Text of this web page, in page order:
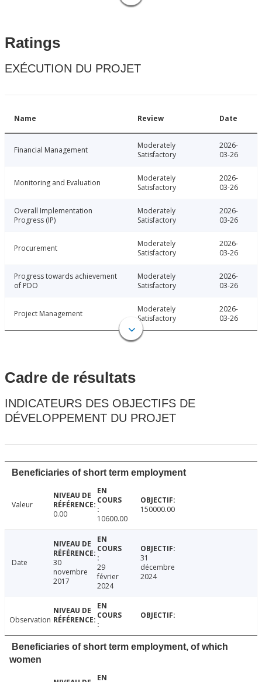
Ratings
EXÉCUTION DU PROJET
Name Review Date
Financial Management
Moderately
Satisfactory
2026-
03-26
Monitoring and Evaluation
Moderately
Satisfactory
2026-
03-26
Overall Implementation
Progress (IP)
Moderately
Satisfactory
2026-
03-26
Procurement
Moderately
Satisfactory
2026-
03-26
Progress towards achievement
of PDO
Moderately
Satisfactory
2026-
03-26
Project Management
Moderately
Satisfactory
2026-
03-26
Cadre de résultats
INDICATEURS DES OBJECTIFS DE
DÉVELOPPEMENT DU PROJET
Beneficiaries of short term employment
Valeur
0.00
10600.00
150000.00
Date
30
novembre
2017
29
février
2024
31
décembre
2024
Observation
Beneficiaries of short term employment, of which
women